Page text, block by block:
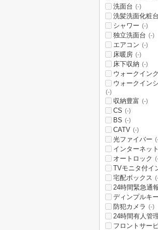
洗面台 (-)
洗髪洗面化粧台
シャワー (-)
独立洗面台 (-)
エアコン (-)
床暖房 (-)
床下収納 (-)
ウォークイン
ウォークイン
(-)
収納豊富 (-)
CS (-)
BS (-)
CATV (-)
光ファイバー
インターネッ
オートロック
TVモニタ付イ
宅配ボックス
24時間緊急通
ディンプルキー
防犯カメラ (-)
24時間有人管
フロントサー